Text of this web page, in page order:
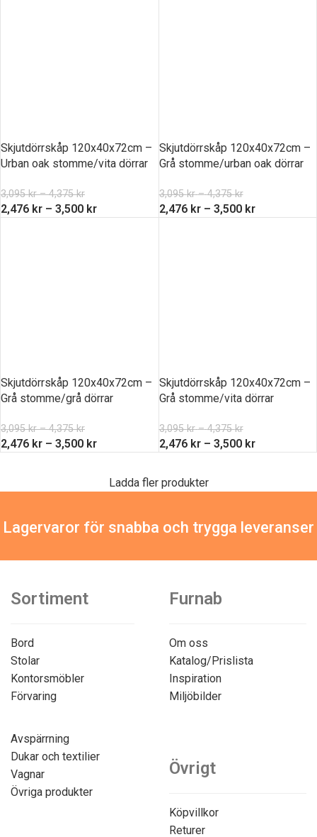
Skjutdörrskåp 120x40x72cm –
Urban oak stomme/vita dörrar
3,095kr – 4,375kr
2,476 kr – 3,500 kr
Skjutdörrskåp 120x40x72cm –
Grå stomme/urban oak dörrar
3,095kr – 4,375kr
2,476 kr – 3,500 kr
Skjutdörrskåp 120x40x72cm –
Grå stomme/grå dörrar
3,095kr – 4,375kr
2,476 kr – 3,500 kr
Skjutdörrskåp 120x40x72cm –
Grå stomme/vita dörrar
3,095kr – 4,375kr
2,476 kr – 3,500 kr
Ladda fler produkter
Lagervaror för snabba och trygga leveranser
Sortiment
Bord
Stolar
Kontorsmöbler
Förvaring
Avspärrning
Dukar och textilier
Vagnar
Övriga produkter
Furnab
Om oss
Katalog/Prislista
Inspiration
Miljöbilder
Övrigt
Köpvillkor
Returer